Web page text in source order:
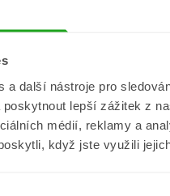
a další nástroje pro
lepší zážitek z
médií, reklamy a
když jste využili
Přejít na
Aktuality